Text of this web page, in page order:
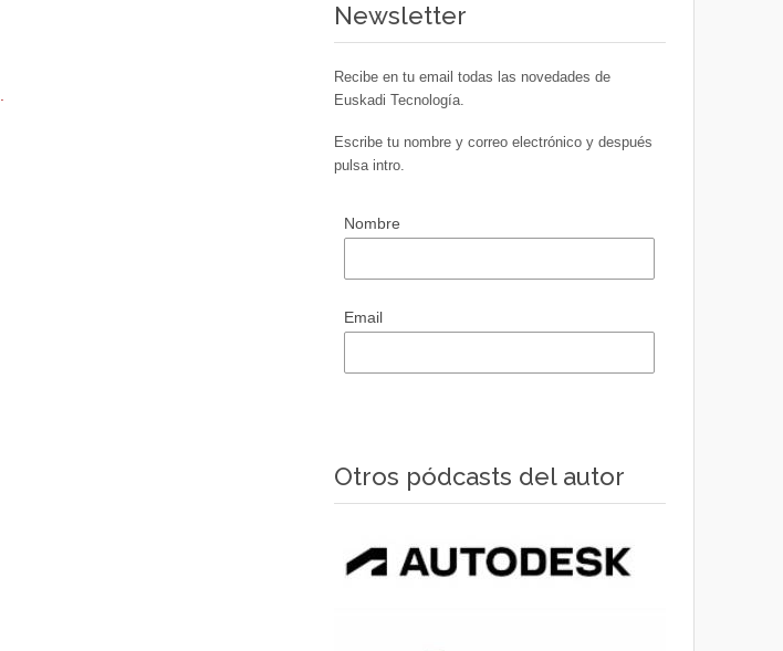
Newsletter
Recibe en tu email todas las novedades de
Euskadi Tecnología.
Escribe tu nombre y correo electrónico y después
pulsa intro.
Nombre
Email
Otros pódcasts del autor